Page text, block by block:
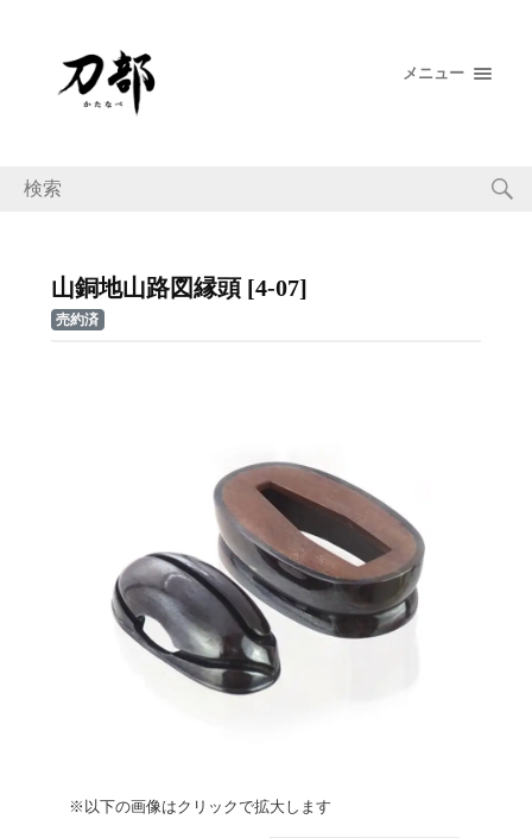
メニュー
山銅地山路図縁頭 [4-07]
売約済
※以下の画像はクリックで拡大します